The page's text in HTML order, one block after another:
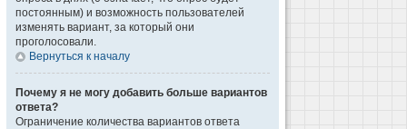
постоянным) и возможность пользователей
изменять вариант, за который они
проголосовали.
Вернуться к началу
Почему я не могу добавить больше вариантов
ответа?
Ограничение количества вариантов ответа